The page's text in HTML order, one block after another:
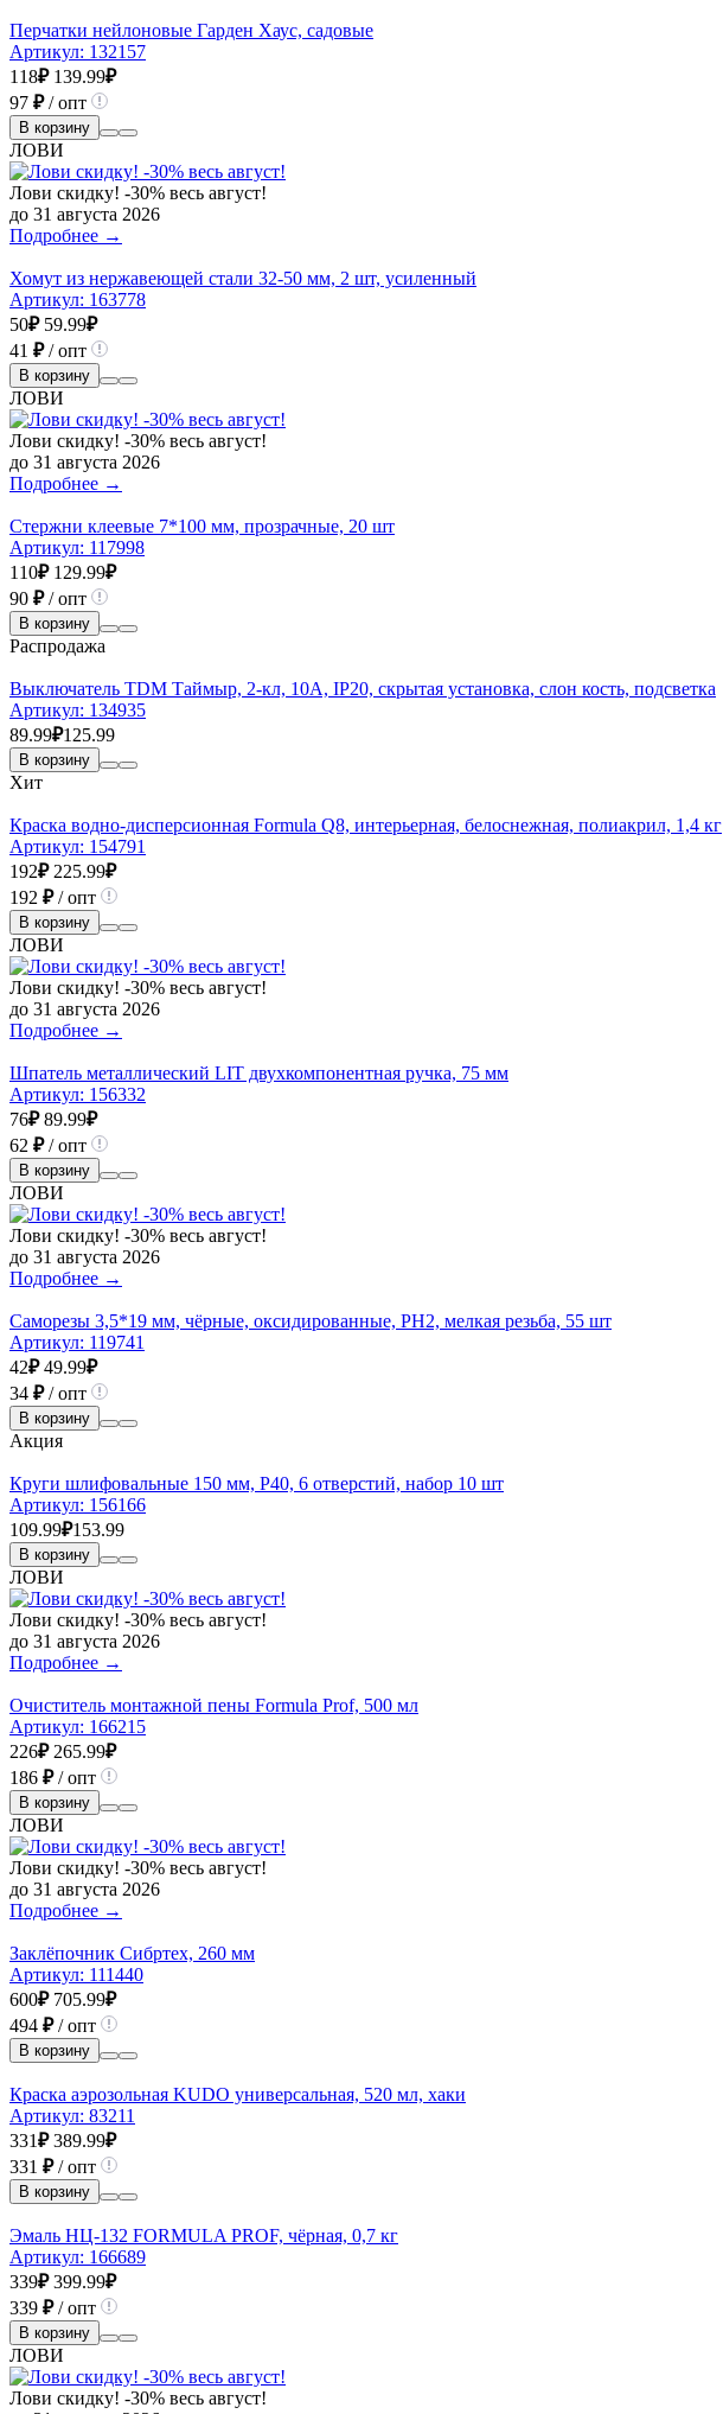
Перчатки нейлоновые Гарден Хаус, садовые
Артикул: 132157
118₽ 139.99₽
97 ₽/ опт
В корзину
ЛОВИ
Лови скидку! -30% весь август!
до 31 августа 2026
Подробнее →
Хомут из нержавеющей стали 32-50 мм, 2 шт, усиленный
Артикул: 163778
50₽ 59.99₽
41 ₽/ опт
В корзину
ЛОВИ
Лови скидку! -30% весь август!
до 31 августа 2026
Подробнее →
Стержни клеевые 7*100 мм, прозрачные, 20 шт
Артикул: 117998
110₽ 129.99₽
90 ₽/ опт
В корзину
Распродажа
Выключатель TDM Таймыр, 2-кл, 10А, IР20, скрытая установка, слон кость, подсветка
Артикул: 134935
89.99₽125.99
В корзину
Хит
Краска водно-дисперсионная Formula Q8, интерьерная, белоснежная, полиакрил, 1,4 кг
Артикул: 154791
192₽ 225.99₽
192 ₽/ опт
В корзину
ЛОВИ
Лови скидку! -30% весь август!
до 31 августа 2026
Подробнее →
Шпатель металлический LIT двухкомпонентная ручка, 75 мм
Артикул: 156332
76₽ 89.99₽
62 ₽/ опт
В корзину
ЛОВИ
Лови скидку! -30% весь август!
до 31 августа 2026
Подробнее →
Саморезы 3,5*19 мм, чёрные, оксидированные, РН2, мелкая резьба, 55 шт
Артикул: 119741
42₽ 49.99₽
34 ₽/ опт
В корзину
Акция
Круги шлифовальные 150 мм, Р40, 6 отверстий, набор 10 шт
Артикул: 156166
109.99₽153.99
В корзину
ЛОВИ
Лови скидку! -30% весь август!
до 31 августа 2026
Подробнее →
Очиститель монтажной пены Formula Prof, 500 мл
Артикул: 166215
226₽ 265.99₽
186 ₽/ опт
В корзину
ЛОВИ
Лови скидку! -30% весь август!
до 31 августа 2026
Подробнее →
Заклёпочник Сибртех, 260 мм
Артикул: 111440
600₽ 705.99₽
494 ₽/ опт
В корзину
Краска аэрозольная KUDO универсальная, 520 мл, хаки
Артикул: 83211
331₽ 389.99₽
331 ₽/ опт
В корзину
Эмаль НЦ-132 FORMULA PROF, чёрная, 0,7 кг
Артикул: 166689
339₽ 399.99₽
339 ₽/ опт
В корзину
ЛОВИ
Лови скидку! -30% весь август!